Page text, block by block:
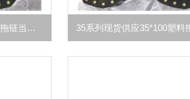
35系列现货供应35*125塑料拖链当天发货